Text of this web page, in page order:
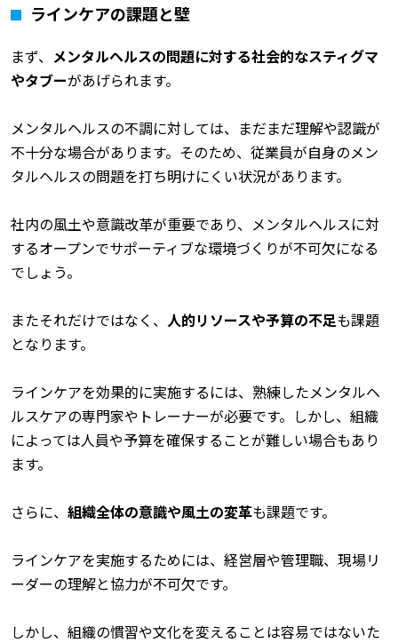
ラインケアの課題と壁
まず、 メンタルヘルスの問題に対する社会的なスティグマ
やタブーがあげられます。
メンタルヘルスの不調に対しては、まだまだ理解や認識が
不十分な場合があります。そのため、従業員が自身のメン
タルヘルスの問題を打ち明けにくい状況があります。
社内の風土や意識改革が重要であり、メンタルヘルスに対
するオープンでサポーティブな環境づくりが不可欠になる
でしょう。
またそれだけではなく、 人的リソースや予算の不足も課題
となります。
ラインケアを効果的に実施するには、熟練したメンタルヘ
ルスケアの専門家やトレーナーが必要です。しかし、組織
によっては人員や予算を確保することが難しい場合もあり
ます。
さらに、 組織全体の意識や風土の変革も課題です。
ラインケアを実施するためには、経営層や管理職、現場リ
ーダーの理解と協力が不可欠です。
しかし、組織の慣習や文化を変えることは容易ではないた